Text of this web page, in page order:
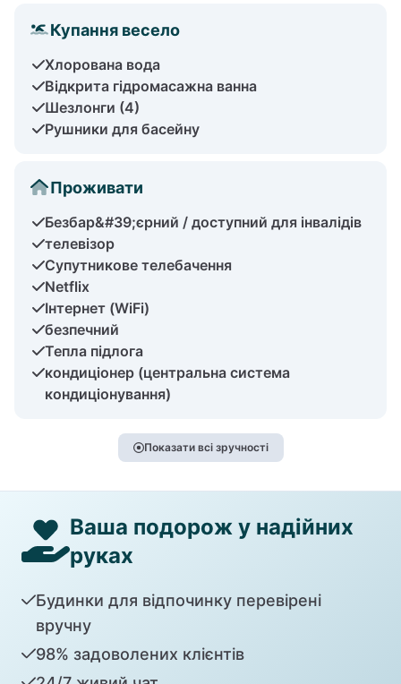
Купання весело
Хлорована вода
Відкрита гідромасажна ванна
Шезлонги (4)
Рушники для басейну
Проживати
Безбар&#39;єрний / доступний для інвалідів
телевізор
Супутникове телебачення
Netflix
Інтернет (WiFi)
безпечний
Тепла підлога
кондиціонер (центральна система
кондиціонування)
Показати всі зручності
Ваша подорож у надійних
руках
Будинки для відпочинку перевірені
вручну
98% задоволених клієнтів